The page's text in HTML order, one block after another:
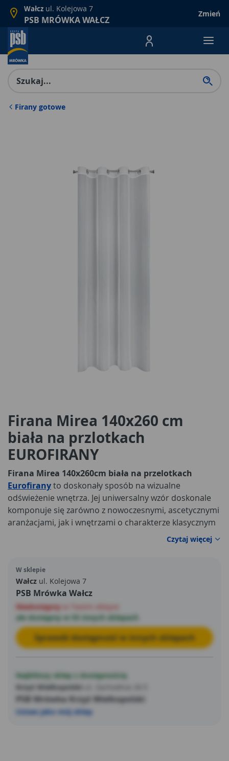
Wałcz ul. Kolejowa 7
PSB MRÓWKA WAŁCZ
Zmień
Menu Produktów,
Firany gotowe
Firana Mirea 140x260 cm
biała na przlotkach
EUROFIRANY
Firana Mirea 140x260cm biała na przelotkach
Eurofiranyto doskonały sposób na wizualne
odświeżenie wnętrza. Jej uniwersalny wzór doskonale
komponuje się zarówno z nowoczesnymi, ascetycznymi
aranżacjami, jak i wnętrzami o charakterze klasycznym
Czytaj więcej
W sklepie
Wałcz ul. Kolejowa 7
PSB Mrówka Wałcz
Niedostępny
ale dostępny w 55 innych sklepach
Sprawdź dostępność w innych sklepach
Najbliższy sklep z dostępnością
Krzyż Wielkopolski
PSB Mrówka Krzyż Wielkopolski
Ustaw jako mój sklep